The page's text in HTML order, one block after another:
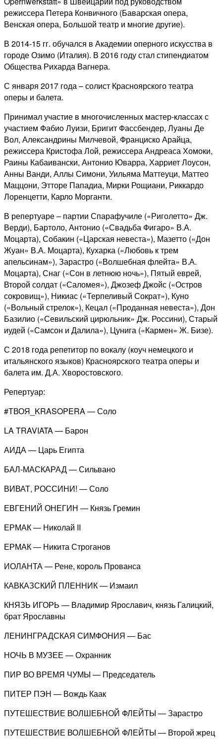
режиссера Петера Конвичного (Баварская опера,
Венская опера, Большой театр и многие другие).
В 2014-15 гг. обучался в Академии оперного искусства в
городе Озимо (Италия). В 2016 году стал стипендиатом
Общества Рихарда Вагнера.
С января 2017 года – солист Красноярского театра
оперы и балета.
Принимал участие в многочисленных мастер-классах с
участием Фабиo Луизи, Бригит Фассбендер, Луаны Де
Вол, Александрины Милчевой, Франциско Арайца,
режиссера Кристофа Лой, режиссера Андреаса Хомоки,
Раины Кабаивански, Антонио Юварра, Харриет Лоусон,
Анны Ванди, Аллы Симони, Уильяма Маттеуци, Маттео
Маццони, Этторе Пападиа, Мирки Рощиани, Риккардо
Лоренцетти, Карло Морганти.
В репертуаре – партии Спарафучиле («Риголетто» Дж.
Верди), Бартоло, Антонио («Свадьба Фигаро» В.А.
Моцарта), Собакин («Царская невеста»), Мазетто («Дон
Жуан» В.А. Моцарта), Кухарка («Любовь к трем
апельсинам»), Зарастро («Волшебная флейта» В.А.
Моцарта), Снаг («Сон в летнюю ночь»), Пятый еврей,
Второй солдат («Саломея»), Джозеф Джойс («Остров
сокровищ»), Никиас («Терпеливый Сократ»), Куно
(«Вольный стрелок»), Кецал («Проданная невеста»), Дон
Базилио («Севильский цирюльник» Дж. Россини), Старый
иудей («Самсон и Далила»), Цунига («Кармен» Ж. Бизе).
С 2018 года репетитор по вокалу (коуч немецкого и
итальянского языков) Красноярского театра оперы и
балета им. Д.А. Хворостовского.
Репертуар:
#ТВОЯ_KRASOPERA — Соло
LA TRAVIATA — Барон
АИДА — Царь Египта
БАЛ-МАСКАРАД — Сильвано
ВИВАТ, РОССИНИ! — Соло
ЕВГЕНИЙ ОНЕГИН — Князь Гремин
ЕРМАК — Николай II
ЕРМАК — Никита Строганов
ИОЛАНТА — Рене, король Прованса
КАВКАЗСКИЙ ПЛЕННИК — Измаил
КНЯЗЬ ИГОРЬ — Владимир Ярославич, князь Галицкий,
брат Ярославны
ЛЕНИНГРАДСКАЯ СИМФОНИЯ — Бас
НОЧЬ В МУЗЕЕ — Охранник
ПИР ВО ВРЕМЯ ЧУМЫ — Председатель
ПИТЕР ПЭН — Вождь Каак
ПУТЕШЕСТВИЕ ВОЛШЕБНОЙ ФЛЕЙТЫ — Зарастро
ПУТЕШЕСТВИЕ ВОЛШЕБНОЙ ФЛЕЙТЫ — Второй жрец